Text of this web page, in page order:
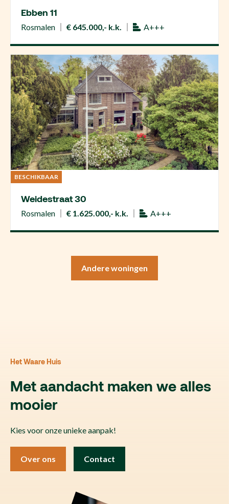
Ebben 11
Rosmalen € 645.000,- k.k. A+++
BESCHIKBAAR
Weidestraat 30
Rosmalen € 1.625.000,- k.k. A+++
Andere woningen
Het Waare Huis
Met aandacht maken we alles
mooier
Kies voor onze unieke aanpak!
Over ons Contact